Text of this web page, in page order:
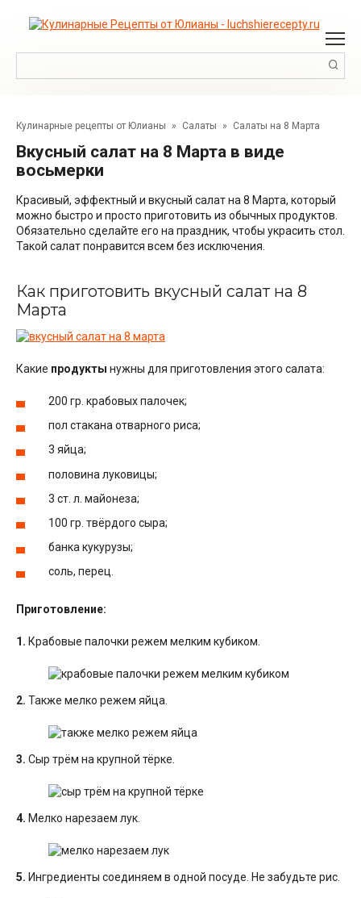
Кулинарные рецепты от Юлианы » Салаты » Салаты на 8 Марта
Вкусный салат на 8 Марта в виде
восьмерки
Красивый, эффектный и вкусный салат на 8 Марта, который
можно быстро и просто приготовить из обычных продуктов.
Обязательно сделайте его на праздник, чтобы украсить стол.
Такой салат понравится всем без исключения.
Как приготовить вкусный салат на 8
Марта
Какие продукты нужны для приготовления этого салата:
200 гр. крабовых палочек;
пол стакана отварного риса;
3 яйца;
половина луковицы;
3 ст. л. майонеза;
100 гр. твёрдого сыра;
банка кукурузы;
соль, перец.
Приготовление:
1. Крабовые палочки режем мелким кубиком.
2. Также мелко режем яйца.
3. Сыр трём на крупной тёрке.
4. Мелко нарезаем лук.
5. Ингредиенты соединяем в одной посуде. Не забудьте рис.